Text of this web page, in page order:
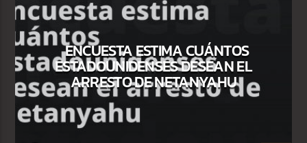
ENCUESTA ESTIMA CUÁNTOS
ESTADOUNIDENSES DESEAN EL
ARRESTO DE NETANYAHU